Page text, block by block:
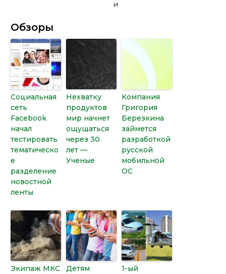
Обзоры
Социальная
сеть
Facebook
начал
тестировать
тематическо
е
разделение
новостной
ленты
Нехватку
продуктов
мир начнет
ощущаться
через 30
лет —
Ученые
Компания
Григория
Березкина
займется
разработкой
русской
мобильной
ОС
Экипаж МКС
Детям
1-ый